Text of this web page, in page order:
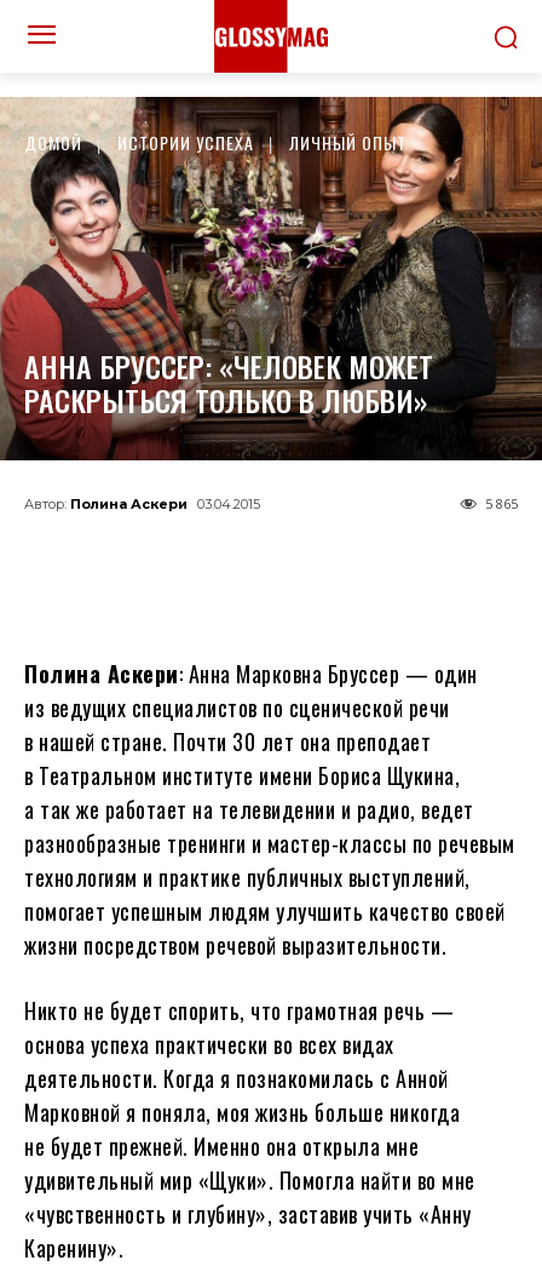
ДОМОЙ ИСТОРИИ УСПЕХА ЛИЧНЫЙ ОПЫТ
АННА БРУССЕР: «ЧЕЛОВЕК МОЖЕТ
РАСКРЫТЬСЯ ТОЛЬКО В ЛЮБВИ»
Автор: Полина Аскери 03.04.2015 5 865
Полина Аскери: Анна Марковна Бруссер — один
из ведущих специалистов по сценической речи
в нашей стране. Почти 30 лет она преподает
в Театральном институте имени Бориса Щукина,
а так же работает на телевидении и радио, ведет
разнообразные тренинги и мастер-классы по речевым
технологиям и практике публичных выступлений,
помогает успешным людям улучшить качество своей
жизни посредством речевой выразительности.
Никто не будет спорить, что грамотная речь —
основа успеха практически во всех видах
деятельности. Когда я познакомилась с Анной
Марковной я поняла, моя жизнь больше никогда
не будет прежней. Именно она открыла мне
удивительный мир «Щуки». Помогла найти во мне
«чувственность и глубину», заставив учить «Анну
Каренину».